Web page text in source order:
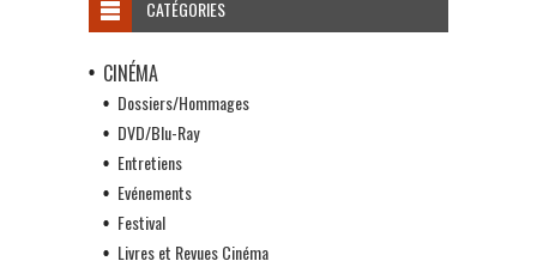
CATÉGORIES
CINÉMA
Dossiers/Hommages
DVD/Blu-Ray
Entretiens
Evénements
Festival
Livres et Revues Cinéma